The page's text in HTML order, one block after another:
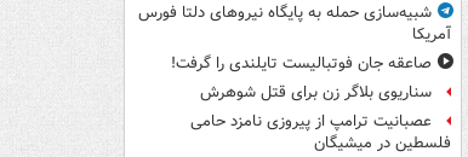
شبیه‌سازی حمله به پایگاه نیروهای دلتا فورس
آمریکا
صاعقه جان فوتبالیست تایلندی را گرفت!
سناریوی بلاگر زن برای قتل شوهرش
عصبانیت ترامپ از پیروزی نامزد حامی
فلسطین در میشیگان